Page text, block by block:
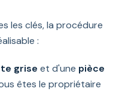
les clés, la procédure
:
grise et d'une pièce
êtes le propriétaire